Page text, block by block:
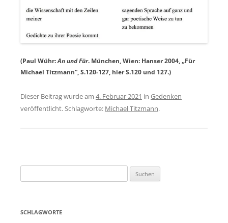
(Paul Wühr:An und Für. München, Wien: Hanser 2004, „Für
Michael Titzmann“, S.120-127, hier S.120 und 127.)
Dieser Beitrag wurde am 4. Februar 2021 in Gedenken
veröffentlicht. Schlagworte: Michael Titzmann.
nach:
SCHLAGWORTE